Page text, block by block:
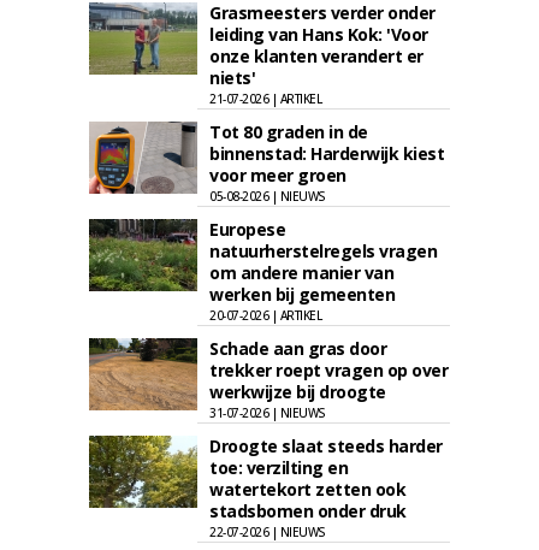
Grasmeesters verder onder
leiding van Hans Kok: 'Voor
onze klanten verandert er
niets'
21-07-2026 | ARTIKEL
Tot 80 graden in de
binnenstad: Harderwijk kiest
voor meer groen
05-08-2026 | NIEUWS
Europese
natuurherstelregels vragen
om andere manier van
werken bij gemeenten
20-07-2026 | ARTIKEL
Schade aan gras door
trekker roept vragen op over
werkwijze bij droogte
31-07-2026 | NIEUWS
Droogte slaat steeds harder
toe: verzilting en
watertekort zetten ook
stadsbomen onder druk
22-07-2026 | NIEUWS